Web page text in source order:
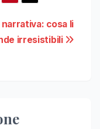
narrativa: cosa li
irresistibili